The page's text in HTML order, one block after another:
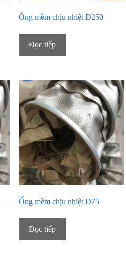
Ống mềm chịu nhiệt D250
Đọc tiếp
Ống mềm chịu nhiệt D75
Đọc tiếp